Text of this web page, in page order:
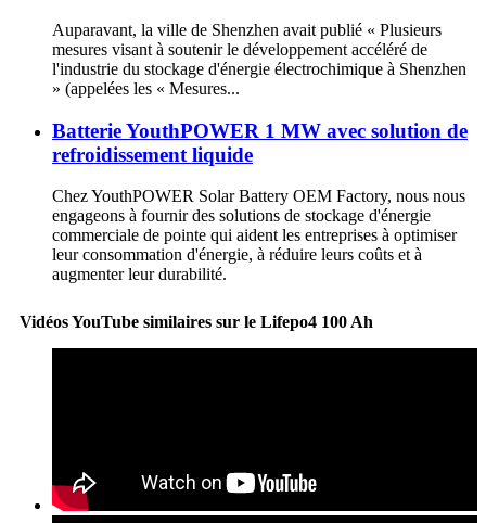
Auparavant, la ville de Shenzhen avait publié « Plusieurs
mesures visant à soutenir le développement accéléré de
l'industrie du stockage d'énergie électrochimique à Shenzhen
» (appelées les « Mesures...
Batterie YouthPOWER 1 MW avec solution de
refroidissement liquide
Chez YouthPOWER Solar Battery OEM Factory, nous nous
engageons à fournir des solutions de stockage d'énergie
commerciale de pointe qui aident les entreprises à optimiser
leur consommation d'énergie, à réduire leurs coûts et à
augmenter leur durabilité.
Vidéos YouTube similaires sur le Lifepo4 100 Ah